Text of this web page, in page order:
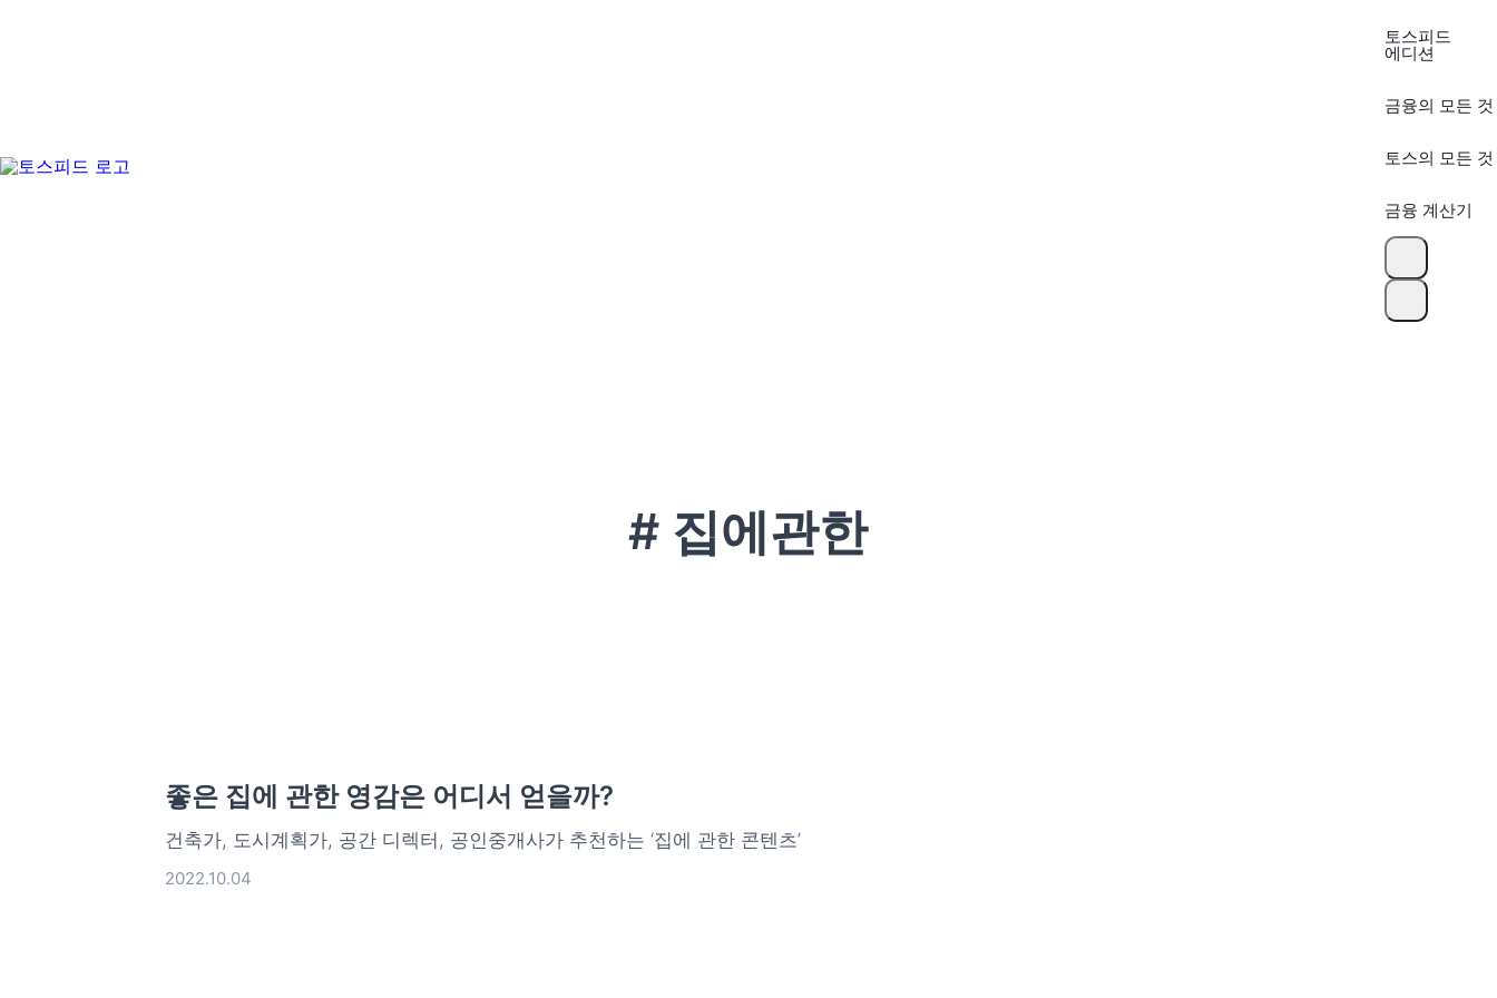
토스피드
에디션
금융의 모든 것
토스의 모든 것
금융 계산기
# 집에관한
좋은 집에 관한 영감은 어디서 얻을까?
건축가, 도시계획가, 공간 디렉터, 공인중개사가 추천하는 ‘집에 관한 콘텐츠’
2022.10.04